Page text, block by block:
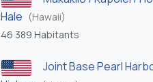
Hale (Hawaii)
46 389 Habitants
Joint Base Pearl